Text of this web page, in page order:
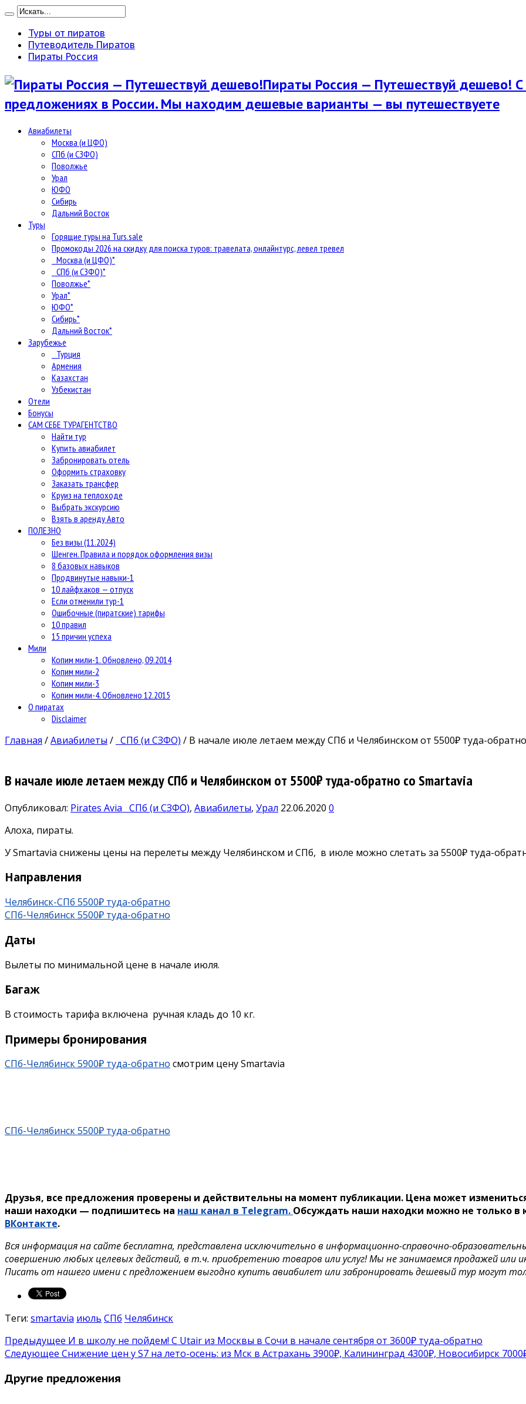
Туры от пиратов
Путеводитель Пиратов
Пираты Россия
Пираты Россия — Путешествуй дешево!
предложениях в России. Мы находим дешевые варианты — вы путешествуете
Авиабилеты
Москва (и ЦФО)
СПб (и СЗФО)
Поволжье
Урал
ЮФО
Сибирь
Дальний Восток
Туры
Горящие туры на Turs.sale
Промокоды 2026 на скидку для поиска туров: травелата, онлайнтурс, левел тревел
Москва (и ЦФО)*
СПб (и СЗФО)*
Поволжье*
Урал*
ЮФО*
Сибирь*
Дальний Восток*
Зарубежье
Турция
Армения
Казахстан
Узбекистан
Отели
Бонусы
САМ СЕБЕ ТУРАГЕНТСТВО
Найти тур
Купить авиабилет
Забронировать отель
Оформить страховку
Заказать трансфер
Круиз на теплоходе
Выбрать экскурсию
Взять в аренду Авто
ПОЛЕЗНО
Без визы (11.2024)
Шенген. Правила и порядок оформления визы
8 базовых навыков
Продвинутые навыки-1
10 лайфхаков — отпуск
Если отменили тур-1
Ошибочные (пиратские) тарифы
10 правил
15 причин успеха
Мили
Копим мили-1. Обновлено, 09.2014
Копим мили-2
Копим мили-3
Копим мили-4. Обновлено 12.2015
О пиратах
Disclaimer
Главная /Авиабилеты / СПб (и СЗФО) / В начале июле летаем между СПб и Челябинском от 5500₽ туда-
В начале июле летаем между СПб и Челябинском от 5500₽ туда-обратно со Smartavia
Опубликовал: Pirates Avia СПб (и СЗФО), Авиабилеты, Урал 22.06.2020 0
Алоха, пираты.
У Smartavia снижены цены на перелеты между Челябинском и СПб, в июле можно слетать за 5500₽ туда-
Направления
Челябинск-СПб 5500₽ туда-обратно
СПб-Челябинск 5500₽ туда-обратно
Даты
Вылеты по минимальной цене в начале июля.
Багаж
В стоимость тарифа включена ручная кладь до 10 кг.
Примеры бронирования
СПб-Челябинск 5900₽ туда-обратно смотрим цену Smartavia
СПб-Челябинск 5500₽ туда-обратно
Друзья, все предложения проверены и действительны на момент публикации. Цена может
наши находки — подпишитесь на наш канал в Telegram. Обсуждать наши находки можно не только в
ВКонтакте.
Вся информация на сайте бесплатна, представлена исключительно в информационно-справочно-
совершению любых целевых действий, в т.ч. приобретению товаров или услуг! Мы не занимаемся продажей или
Писать от нашего имени с предложением выгодно купить авиабилет или забронировать дешевый тур могут
Теги: smartavia июль СПб Челябинск
Предыдущее И в школу не пойдем! C Utair из Москвы в Сочи в начале сентября от 3600₽ туда-обратно
Следующее Снижение цен у S7 на лето-осень: из Мск в Астрахань 3900₽, Калининград 4300₽, Новосибирск
Другие предложения